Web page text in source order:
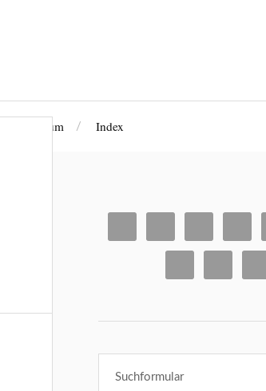
Impressum Index